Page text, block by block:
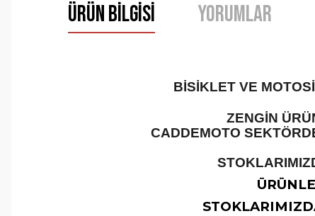
Ürün Bilgisi Yorumlar
BİSİKLET VE
ZENGİN
CADDEMOTO